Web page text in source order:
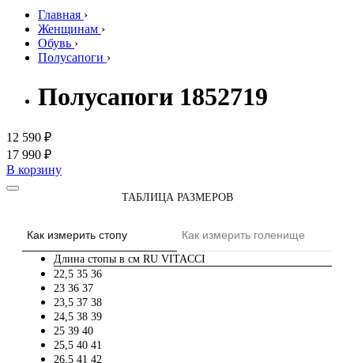
Главная ›
Женщинам ›
Обувь ›
Полусапоги ›
Полусапоги 1852719
12 590 ₽
17 990 ₽
В корзину
ТАБЛИЦА РАЗМЕРОВ
Как измерить стопу Как измерить голенище
Длина стопы в см RU VITACCI
22,5 35 36
23 36 37
23,5 37 38
24,5 38 39
25 39 40
25,5 40 41
26,5 41 42